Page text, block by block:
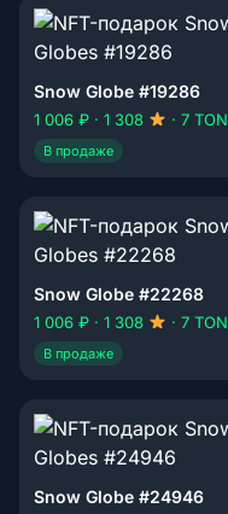
Snow Globe #19286
1 006 ₽ · 1 308 · 7 TON
В продаже
Snow Globe #22268
1 006 ₽ · 1 308 · 7 TON
В продаже
Snow Globe #24946